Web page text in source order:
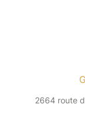
2664 route